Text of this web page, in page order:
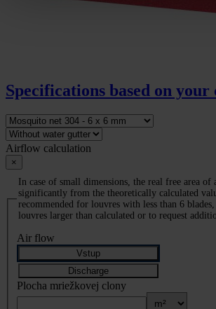
Specifications based on
Airflow calculation
×
In case of small dimensions, the real free area of
significantly from the theoretically calculated
recommended for louvres with less than 6
louvres larger than calculated or to request
Air flow
Vstup
Discharge
Plocha mriežkovej clony